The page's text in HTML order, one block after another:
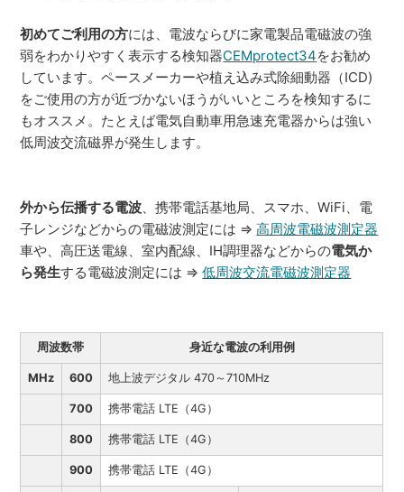
初めてご利用の方には、電波ならびに家電製品電磁波の強
弱をわかりやすく表示する検知器CEMprotect34をお勧め
しています。ペースメーカーや植え込み式除細動器（ICD)
をご使用の方が近づかないほうがいいところを検知するに
もオススメ。たとえば電気自動車用急速充電器からは強い
低周波交流磁界が発生します。
外から伝播する電波 、携帯電話基地局、スマホ、WiFi、電
子レンジなどからの電磁波測定には ⇒高周波電磁波測定器
車や、高圧送電線、室内配線、IH調理器などからの電気か
ら発生する電磁波測定には ⇒低周波交流電磁波測定器
周波数帯 身近な電波の利用例
MHz 600 地上波デジタル 470～710MHz
700 携帯電話 LTE（4G）
800 携帯電話 LTE（4G）
900 携帯電話 LTE（4G）